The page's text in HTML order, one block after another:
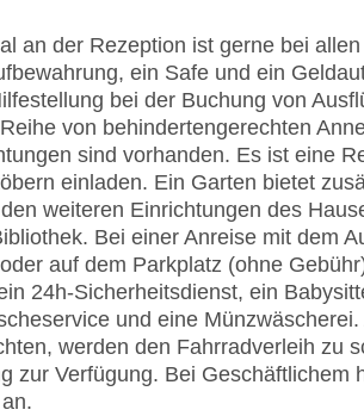
an der Rezeption ist gerne bei
ein Safe und ein
bei der Buchung von
von behindertengerechten
sind vorhanden. Es ist eine
einladen. Ein Garten bietet
weiteren Einrichtungen des
Bei einer Anreise mit dem
auf dem Parkplatz (ohne
24h-Sicherheitsdienst, ein
und eine
werden den Fahrradverleih zu
zur Verfügung. Bei